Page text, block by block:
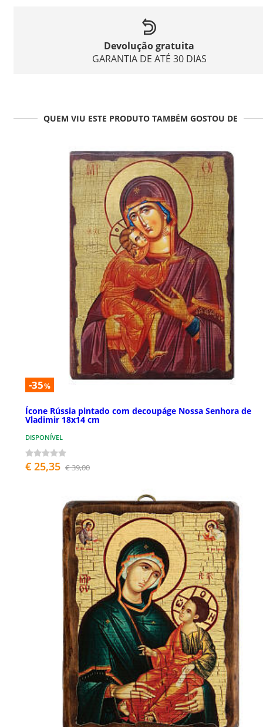
Devolução gratuita
GARANTIA DE ATÉ 30 DIAS
QUEM VIU ESTE PRODUTO TAMBÉM GOSTOU DE
-35%
Ícone Rússia pintado com decoupáge Nossa Senhora de
Vladimir 18x14 cm
DISPONÍVEL
€ 25,35 € 39,00